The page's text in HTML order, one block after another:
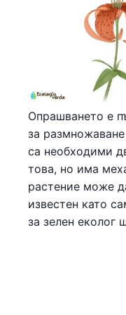
Опрашването е
за
са необходими
това, но има
растение може
известен като
за зелен еколог